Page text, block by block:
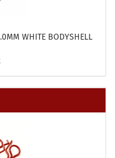
WHITE BODYSHELL